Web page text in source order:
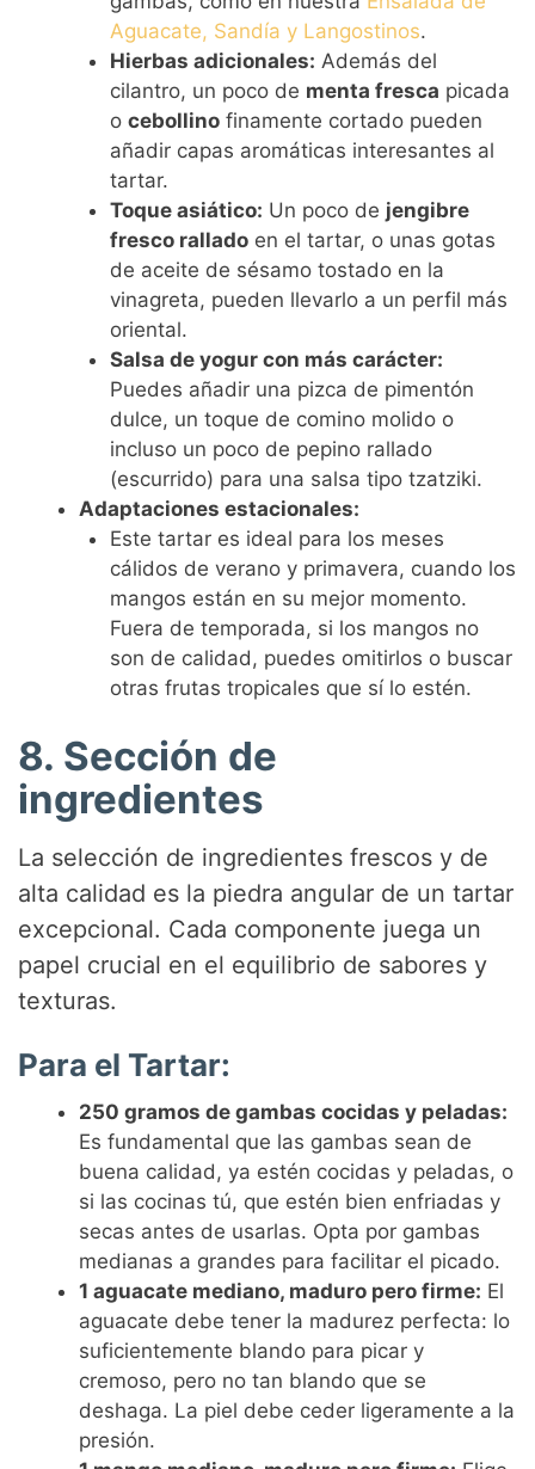
Aguacate, Sandía y Langostinos.
Hierbas adicionales: Además del
cilantro, un poco de menta fresca picada
o cebollinofinamente cortado pueden
añadir capas aromáticas interesantes al
tartar.
Toque asiático: Un poco de jengibre
fresco ralladoen el tartar, o unas gotas
de aceite de sésamo tostado en la
vinagreta, pueden llevarlo a un perfil más
oriental.
Salsa de yogur con más carácter:
Puedes añadir una pizca de pimentón
dulce, un toque de comino molido o
incluso un poco de pepino rallado
(escurrido) para una salsa tipo tzatziki.
Adaptaciones estacionales:
Este tartar es ideal para los meses
cálidos de verano y primavera, cuando los
mangos están en su mejor momento.
Fuera de temporada, si los mangos no
son de calidad, puedes omitirlos o buscar
otras frutas tropicales que sí lo estén.
8. Sección de
ingredientes
La selección de ingredientes frescos y de
alta calidad es la piedra angular de un tartar
excepcional. Cada componente juega un
papel crucial en el equilibrio de sabores y
texturas.
Para el Tartar:
250 gramos de gambas cocidas y peladas:
Es fundamental que las gambas sean de
buena calidad, ya estén cocidas y peladas, o
si las cocinas tú, que estén bien enfriadas y
secas antes de usarlas. Opta por gambas
medianas a grandes para facilitar el picado.
1 aguacate mediano, maduro pero firme: El
aguacate debe tener la madurez perfecta: lo
suficientemente blando para picar y
cremoso, pero no tan blando que se
deshaga. La piel debe ceder ligeramente a la
presión.